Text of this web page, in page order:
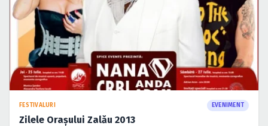
FESTIVALURI EVENIMENT
Zilele Oraşului Zalău 2013